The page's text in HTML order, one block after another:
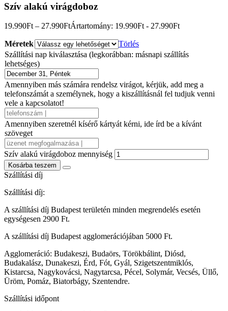
Szív alakú virágdoboz
19.990Ft – 27.990FtÁrtartomány: 19.990Ft - 27.990Ft
Méretek
Törlés
Szállítási nap kiválasztása (legkorábban: másnapi szállítás
lehetséges)
Amennyiben más számára rendelsz virágot, kérjük, add meg a
telefonszámát a személynek, hogy a kiszállításnál fel tudjuk venni
vele a kapcsolatot!
Amennyiben szeretnél kísérő kártyát kérni, ide írd be a kívánt
szöveget
Szív alakú virágdoboz mennyiség
Kosárba teszem
Szállítási díj
Szállítási díj:
A szállítási díj Budapest területén minden megrendelés esetén
egységesen 2900 Ft.
A szállítási díj Budapest agglomerációjában 5000 Ft.
Agglomeráció: Budakeszi, Budaörs, Törökbálint, Diósd,
Budakalász, Dunakeszi, Érd, Fót, Gyál, Szigetszentmiklós,
Kistarcsa, Nagykovácsi, Nagytarcsa, Pécel, Solymár, Vecsés, Üllő,
Üröm, Pomáz, Biatorbágy, Szentendre.
Szállítási időpont